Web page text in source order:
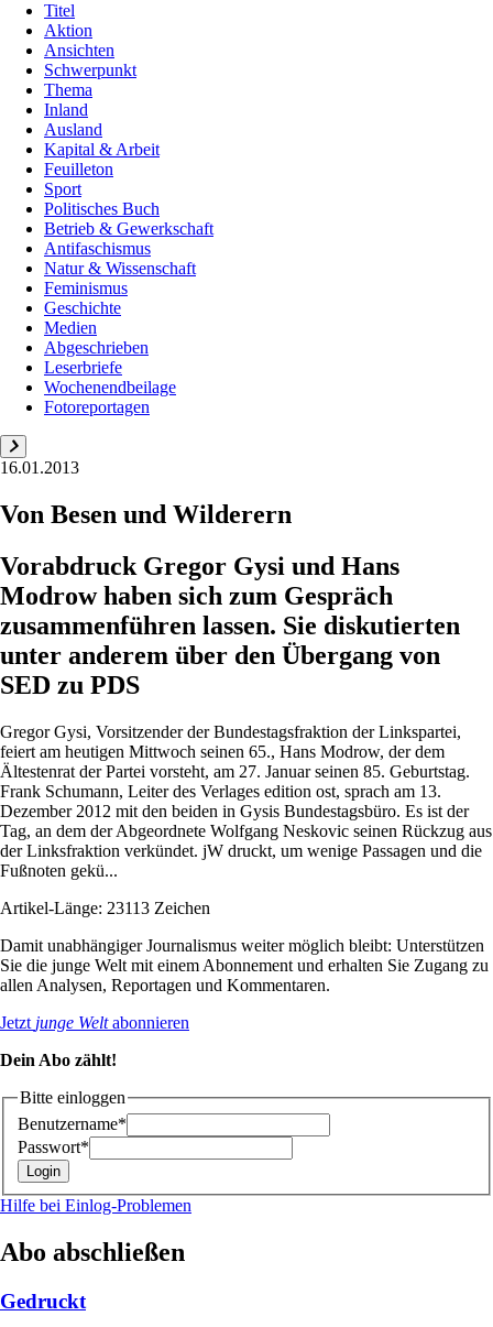
Titel
Aktion
Ansichten
Schwerpunkt
Thema
Inland
Ausland
Kapital & Arbeit
Feuilleton
Sport
Politisches Buch
Betrieb & Gewerkschaft
Antifaschismus
Natur & Wissenschaft
Feminismus
Geschichte
Medien
Abgeschrieben
Leserbriefe
Wochenendbeilage
Fotoreportagen
16.01.2013
Von Besen und Wilderern
Vorabdruck Gregor Gysi und Hans
Modrow haben sich zum Gespräch
zusammenführen ­lassen. Sie diskutierten
unter anderem über den Übergang von
SED zu PDS
Gregor Gysi, Vorsitzender der Bundestagsfraktion der Linkspartei,
feiert am heutigen Mittwoch seinen 65., Hans Modrow, der dem
Ältestenrat der Partei vorsteht, am 27. Januar seinen 85. Geburtstag.
Frank Schumann, Leiter des Verlages edition ost, sprach am 13.
Dezember 2012 mit den beiden in Gysis Bundestagsbüro. Es ist der
Tag, an dem der Abgeordnete Wolfgang Neskovic seinen Rückzug aus
der Linksfraktion verkündet. jW druckt, um wenige Passagen und die
Fußnoten gekü...
Artikel-Länge: 23113 Zeichen
Damit unabhängiger Journalismus weiter möglich bleibt: Unterstützen
Sie die junge Welt mit einem Abonnement und erhalten Sie Zugang zu
allen Analysen, Reportagen und Kommentaren.
Jetzt junge Weltabonnieren
Dein Abo zählt!
Bitte einloggen
Benutzername*
Passwort*
Hilfe bei Einlog-Problemen
Abo abschließen
Gedruckt